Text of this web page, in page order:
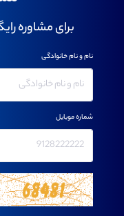
برای مشاوره
نام و نام خانوادگی
شماره موبایل